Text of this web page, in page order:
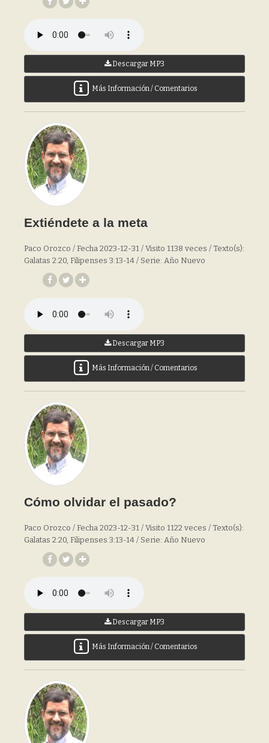
Descargar MP3
Más Información / Comentarios
Extiéndete a la meta
Paco Orozco / Fecha 2023-12-31 / Visito 1138 veces / Texto(s):
Galatas 2:20, Filipenses 3:13-14 / Serie: Año Nuevo
Descargar MP3
Más Información / Comentarios
Cómo olvidar el pasado?
Paco Orozco / Fecha 2023-12-31 / Visito 1122 veces / Texto(s):
Galatas 2:20, Filipenses 3:13-14 / Serie: Año Nuevo
Descargar MP3
Más Información / Comentarios